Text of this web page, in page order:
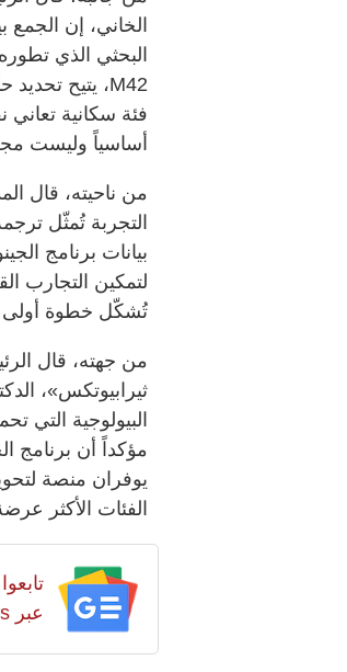
الخاني، إن الجمع
البحثي الذي تطوره
فئة سكانية تعاني
أساسياً وليست
من ناحيته، قال
التجربة تُمثّل
بيانات برنامج
لتمكين التجارب
تُشكّل خطوة أولى
من جهته، قال
ثيرابيوتكس»،
البيولوجية التي
يوفران منصة
الفئات الأكثر
عبر Google news